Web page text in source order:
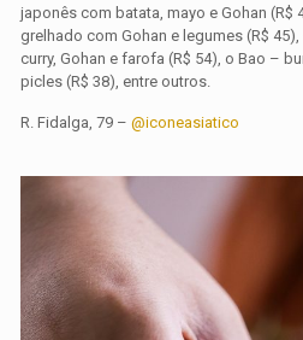
japonês com batata, mayo e Gohan (R$
grelhado com Gohan e legumes (R$
curry, Gohan e farofa (R$ 54), o Bao –
picles (R$ 38), entre outros.
R. Fidalga, 79 –@iconeasiatico